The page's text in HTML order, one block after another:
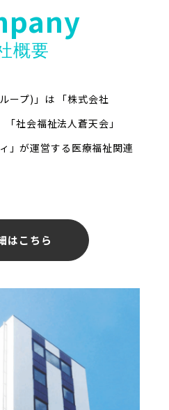
概要
ープ)」は 「株式会社
社会福祉法人蒼天会」
」が運営する医療福祉関連
はこちら